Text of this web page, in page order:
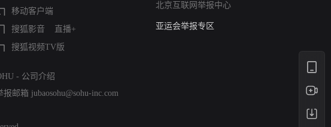
移动客户端
搜狐影音
直播+
搜狐视频TV版
北京互联网举报中心
算法推荐专项举报
亚运会举报专区
- 公司介绍
报邮箱 jubaosohu@sohu-inc.com